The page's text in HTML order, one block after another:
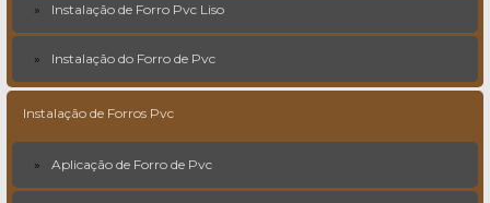
Instalação de Forro Pvc Liso
Instalação do Forro de Pvc
Instalação de Forros Pvc
Aplicação de Forro de Pvc